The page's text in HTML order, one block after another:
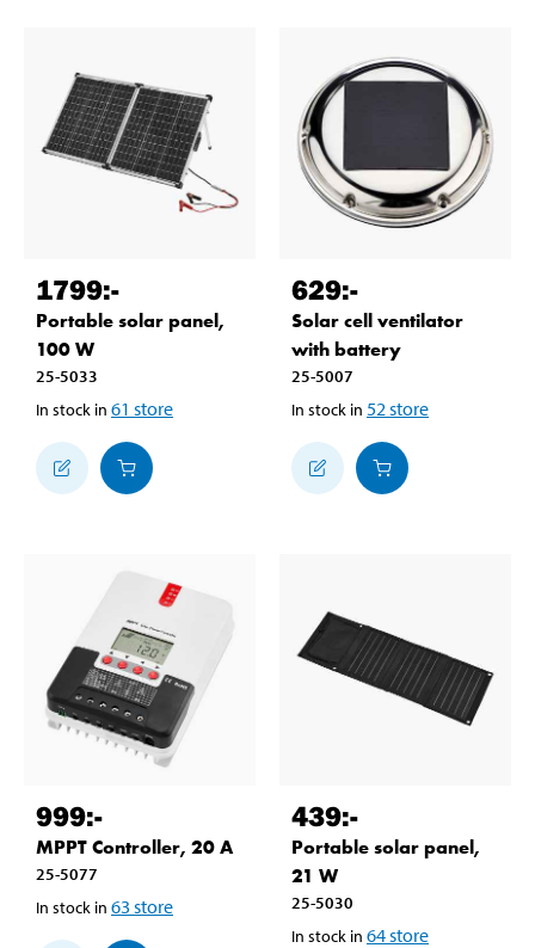
1799:-
Portable solar panel,
100 W
25-5033
In stock in 61 store
629:-
Solar cell ventilator
with battery
25-5007
In stock in 52 store
999:-
MPPT Controller, 20 A
25-5077
In stock in 63 store
439:-
Portable solar panel,
21 W
25-5030
In stock in 64store